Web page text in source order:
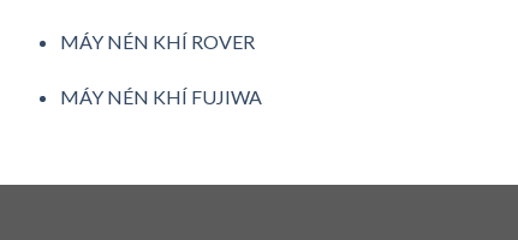
MÁY NÉN KHÍ ROVER
MÁY NÉN KHÍ FUJIWA